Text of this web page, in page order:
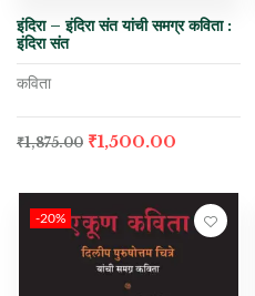
इंदिरा – इंदिरा संत यांची समग्र कविता :
इंदिरा संत
कविता
₹1,875.00 ₹1,500.00
-20%